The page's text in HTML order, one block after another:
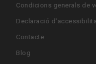
Condicions generals de
Declaració
Contacte
Blog